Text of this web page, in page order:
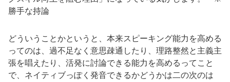
勝手な持論
どういうことかというと、本来スピーキング能力を高める
ってのは、過不足なく意思疎通したり、理路整然と主義主
張を唱えたり、活発に討論できる能力を高めるってこと
で、ネイティブっぽく発音できるかどうかは二の次のは